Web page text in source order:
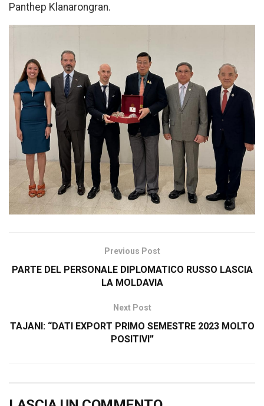
Panthep Klanarongran.
Previous Post
PARTE DEL PERSONALE DIPLOMATICO RUSSO LASCIA
LA MOLDAVIA
Next Post
TAJANI: “DATI EXPORT PRIMO SEMESTRE 2023 MOLTO
POSITIVI”